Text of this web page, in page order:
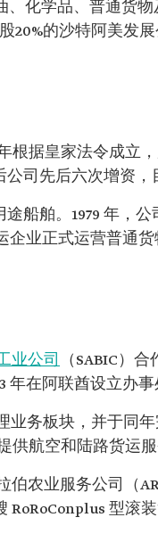
化学品、普通货物
股20%的沙特阿美发
根据皇家法令成立
司先后六次增资，
船舶。1979 年，
企业正式运营普通货
业公司
（SABIC）
年在阿联酋设立办事
业务板块，并于同
供航空和陆路货运服
伯农业服务公司（
型滚装